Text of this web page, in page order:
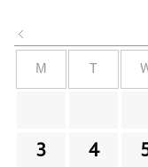
M
3 4